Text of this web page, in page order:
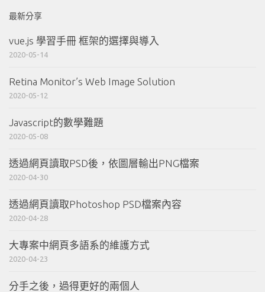
最新分享
vue.js 學習手冊 框架的選擇與導入
2020-05-14
Retina Monitor’s Web Image Solution
2020-05-12
Javascript的數學難題
2020-05-08
透過網頁讀取PSD後，依圖層輸出PNG檔案
2020-04-30
透過網頁讀取Photoshop PSD檔案內容
2020-04-28
大專案中網頁多語系的維護方式
2020-04-23
分手之後，過得更好的兩個人